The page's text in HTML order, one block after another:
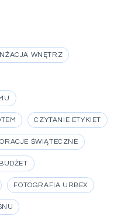
WNĘTRZ
CZYTANIE ETYKIET
ŚWIĄTECZNE
FOTOGRAFIA URBEX